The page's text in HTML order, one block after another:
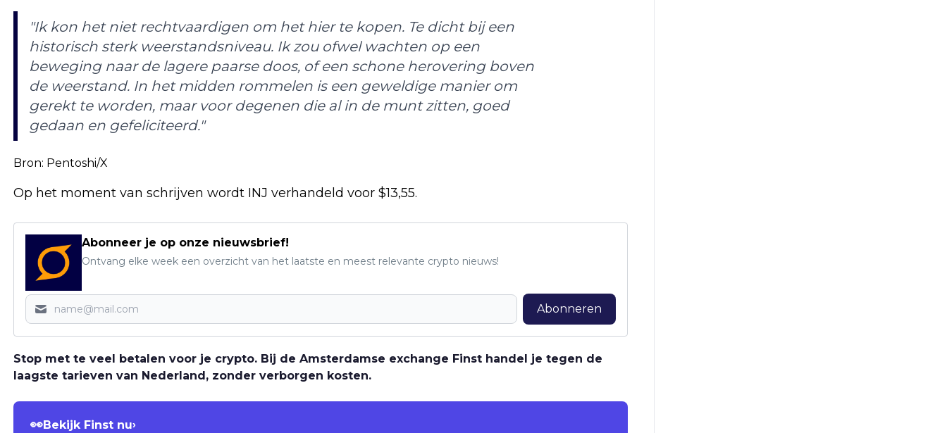
"Ik kon het niet rechtvaardigen om het hier te kopen. Te dicht bij een
historisch sterk weerstandsniveau. Ik zou ofwel wachten op een
beweging naar de lagere paarse doos, of een schone herovering boven
de weerstand. In het midden rommelen is een geweldige manier om
gerekt te worden, maar voor degenen die al in de munt zitten, goed
gedaan en gefeliciteerd."
Bron: Pentoshi/X
Op het moment van schrijven wordt INJ verhandeld voor $13,55.
Abonneer je op onze nieuwsbrief!
Ontvang elke week een overzicht van het laatste en meest relevante crypto nieuws!
Abonneren
Stop met te veel betalen voor je crypto. Bij de Amsterdamse exchange Finst handel je tegen de
laagste tarieven van Nederland, zonder verborgen kosten.
👀Bekijk Finst nu›